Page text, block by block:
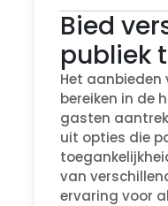
Bied
publiek
Het aanbieden
bereiken in de
gasten
uit opties die
van
ervaring voor